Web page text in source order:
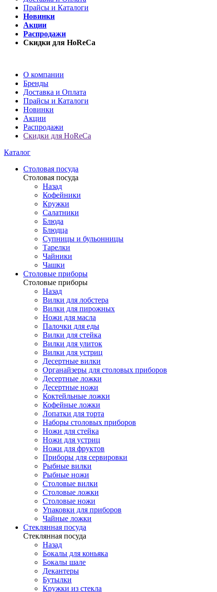
Прайсы и Каталоги
Новинки
Акции
Распродажи
Скидки для HoReCa
О компании
Бренды
Доставка и Оплата
Прайсы и Каталоги
Новинки
Акции
Распродажи
Скидки для HoReCa
Каталог
Столовая посуда
Столовая посуда
Назад
Кофейники
Кружки
Салатники
Блюда
Блюдца
Супницы и бульонницы
Тарелки
Чайники
Чашки
Cтоловые приборы
Cтоловые приборы
Назад
Вилки для лобстера
Вилки для пирожных
Ножи для масла
Палочки для еды
Вилки для стейка
Вилки для улиток
Вилки для устриц
Десертные вилки
Органайзеры для столовых приборов
Десертные ложки
Десертные ножи
Коктейльные ложки
Кофейные ложки
Лопатки для торта
Наборы столовых приборов
Ножи для стейка
Ножи для устриц
Ножи для фруктов
Приборы для сервировки
Рыбные вилки
Рыбные ножи
Столовые вилки
Столовые ложки
Столовые ножи
Упаковки для приборов
Чайные ложки
Стеклянная посуда
Стеклянная посуда
Назад
Бокалы для коньяка
Бокалы шале
Декантеры
Бутылки
Кружки из стекла